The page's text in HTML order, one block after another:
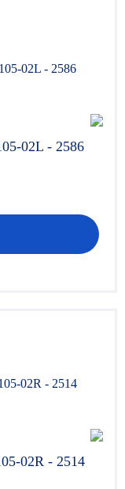
02L - 2586
02R - 2514